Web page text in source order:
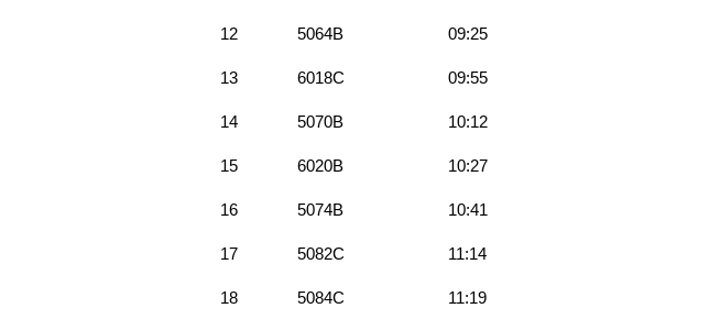
12 5064B 09:25
13 6018C 09:55
14 5070B 10:12
15 6020B 10:27
16 5074B 10:41
17 5082C 11:14
18 5084C 11:19